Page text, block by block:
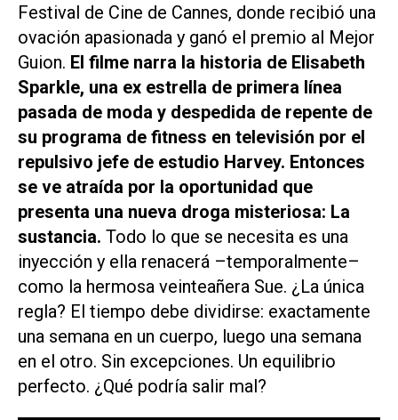
Festival de Cine de Cannes, donde recibió una
ovación apasionada y ganó el premio al Mejor
Guion. El filme narra la historia de Elisabeth
Sparkle, una ex estrella de primera línea
pasada de moda y despedida de repente de
su programa de fitness en televisión por el
repulsivo jefe de estudio Harvey. Entonces
se ve atraída por la oportunidad que
presenta una nueva droga misteriosa: La
sustancia. Todo lo que se necesita es una
inyección y ella renacerá –temporalmente–
como la hermosa veinteañera Sue. ¿La única
regla? El tiempo debe dividirse: exactamente
una semana en un cuerpo, luego una semana
en el otro. Sin excepciones. Un equilibrio
perfecto. ¿Qué podría salir mal?